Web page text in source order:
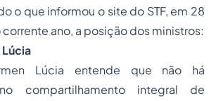
o que informou o site do STF, em 28
ano, a posição dos ministros:
Lúcia entende que não há
compartilhamento integral de